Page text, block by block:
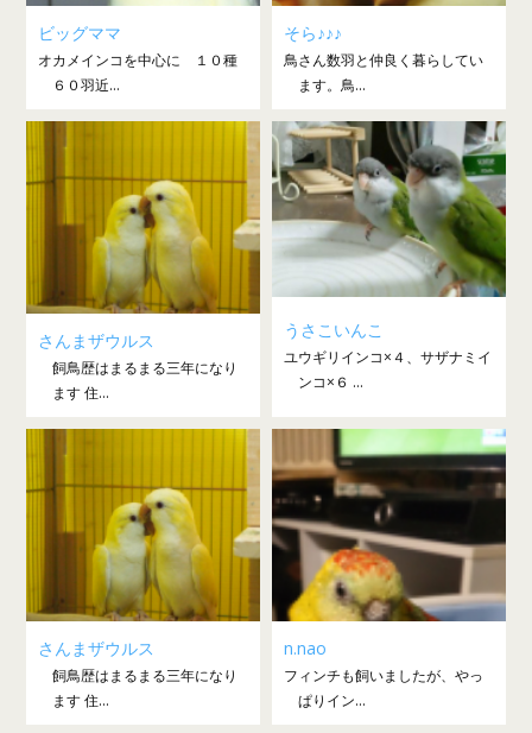
ビッグママ
オカメインコを中心に １０種
６０羽近...
そら♪♪♪
鳥さん数羽と仲良く暮らしてい
ます。鳥...
さんまザウルス
飼鳥歴はまるまる三年になり
ます 住...
うさこいんこ
ユウギリインコ×４、サザナミイ
ンコ×６ ...
さんまザウルス
飼鳥歴はまるまる三年になり
ます 住...
n.nao
フィンチも飼いましたが、やっ
ぱりイン...